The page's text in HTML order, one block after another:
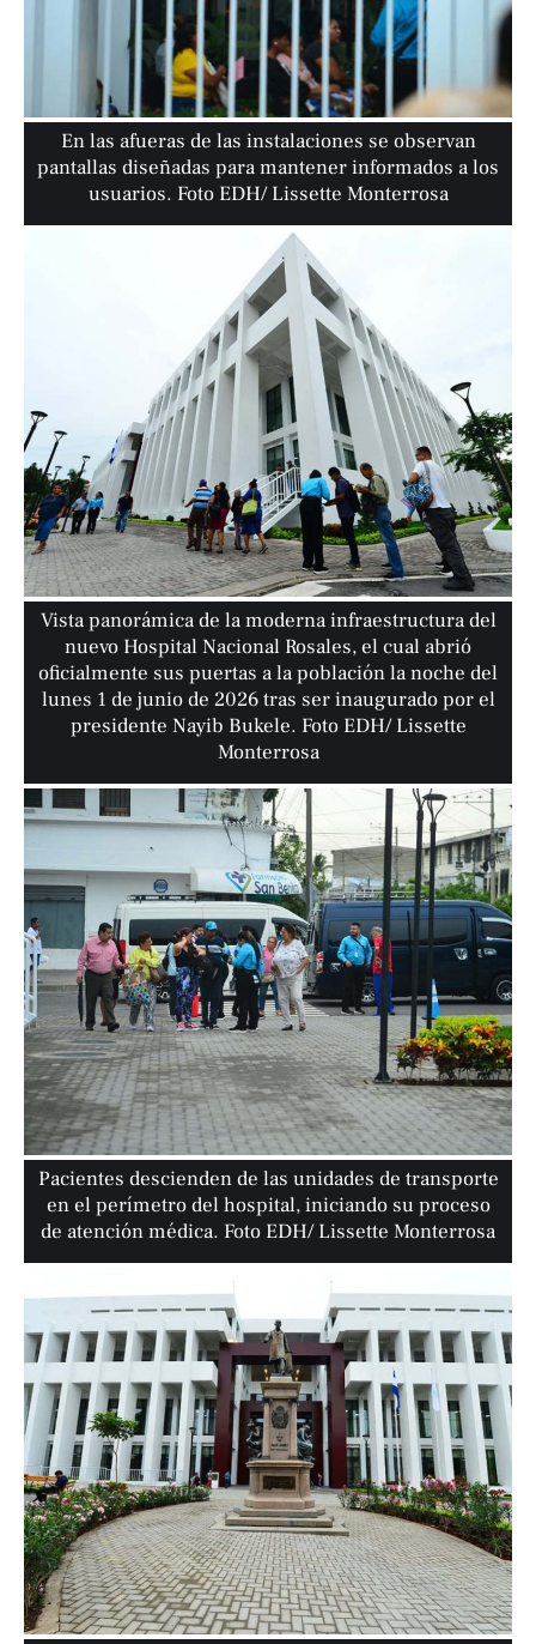
En las afueras de las instalaciones se observan
pantallas diseñadas para mantener informados a los
usuarios. Foto EDH/ Lissette Monterrosa
Vista panorámica de la moderna infraestructura del
nuevo Hospital Nacional Rosales, el cual abrió
oficialmente sus puertas a la población la noche del
lunes 1 de junio de 2026 tras ser inaugurado por el
presidente Nayib Bukele. Foto EDH/ Lissette
Monterrosa
Pacientes descienden de las unidades de transporte
en el perímetro del hospital, iniciando su proceso
de atención médica. Foto EDH/ Lissette Monterrosa